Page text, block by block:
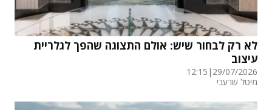
לא רק לבחור שיש: אולם התצוגה שהפך לגלריית
עיצוב
29/07/2026
|
12:15
מיטל שרעבי